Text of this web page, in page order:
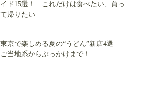
イド15選！ これだけは食べたい、買っ
て帰りたい
東京で楽しめる夏の“うどん”新店4選
ご当地系からぶっかけまで！